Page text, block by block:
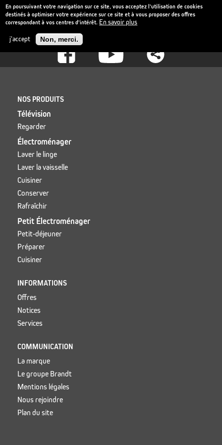
En poursuivant votre navigation sur ce site, vous acceptez l'utilisation de cookies
destinés à optimiser votre expérience sur ce site et à vous proposer des offres
correspondant à vos centres d'intérêt. En savoir plus
j'accept
Non, merci.
contenu
principal
Catalogue cuisson 2026_compressed.pdf
Footer
-
NOS PRODUITS
Télévision
Regarder
Électroménager
Laver le linge
Laver la vaisselle
Cuisiner
Conserver
Rafraîchir
Petit Électroménager
Petit-déjeuner
Préparer
Cuisiner
INFORMATIONS
Offres
Notices
Services
COMMUNICATION
La marque
Le groupe Brandt
Mentions légales
Nous rejoindre
Plan du site